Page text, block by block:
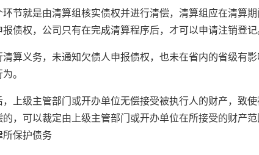
就是由清算组核实债权并进行清偿，清算组应在清算期
债权，公司只有在完成清算程序后，才可以申请注销登记
义务，未通知欠债人申报债权，也未在省内的省级有影
。
级主管部门或开办单位无偿接受被执行人的财产，致使
，可以裁定由上级主管部门或开办单位在所接受的财产
所保护债务